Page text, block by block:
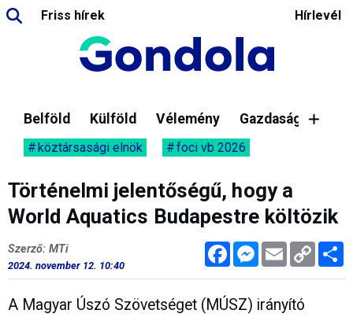
Friss hírek Hírlevél
Belföld Külföld Vélemény Gazdaság
köztársasági elnök foci vb 2026
Történelmi jelentőségű, hogy a
World Aquatics Budapestre költözik
FacebookMessenger
Email Copy
Link
Szerző: MTi
2024. november 12. 10:40
A Magyar Úszó Szövetséget (MÚSZ) irányító